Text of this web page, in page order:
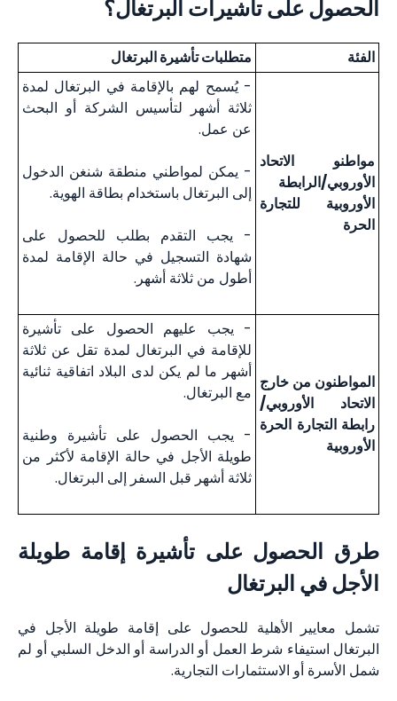
الحصول على تأشيرات البرتغال؟
الفئة متطلبات تأشيرة البرتغال
مواطنو الاتحاد
الأوروبي/الرابطة
الأوروبية للتجارة
الحرة
- يُسمح لهم بالإقامة في البرتغال لمدة
ثلاثة أشهر لتأسيس الشركة أو البحث
عن عمل.
- يمكن لمواطني منطقة شنغن الدخول
إلى البرتغال باستخدام بطاقة الهوية.
- يجب التقدم بطلب للحصول على
شهادة التسجيل في حالة الإقامة لمدة
أطول من ثلاثة أشهر.
المواطنون من خارج
الاتحاد الأوروبي/
رابطة التجارة الحرة
الأوروبية
- يجب عليهم الحصول على تأشيرة
للإقامة في البرتغال لمدة تقل عن ثلاثة
أشهر ما لم يكن لدى البلاد اتفاقية ثنائية
مع البرتغال.
- يجب الحصول على تأشيرة وطنية
طويلة الأجل في حالة الإقامة لأكثر من
ثلاثة أشهر قبل السفر إلى البرتغال.
طرق الحصول على تأشيرة إقامة طويلة
الأجل في البرتغال
تشمل معايير الأهلية للحصول على إقامة طويلة الأجل في
البرتغال استيفاء شرط العمل أو الدراسة أو الدخل السلبي أو لم
شمل الأسرة أو الاستثمارات التجارية.